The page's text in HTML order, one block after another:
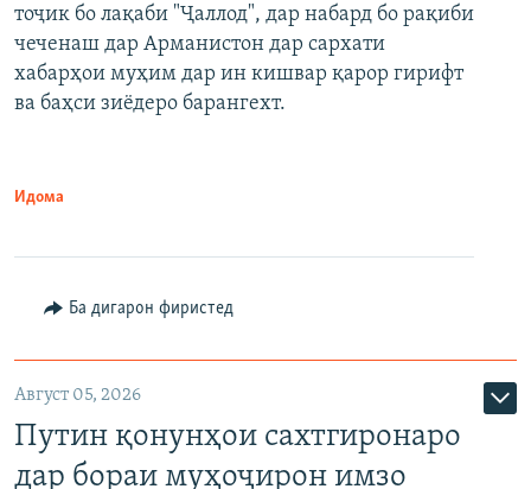
Auto 240p 360p 480p
720p 1080p
480p
тоҷик бо лақаби "Ҷаллод", дар набард бо рақиби
чеченаш дар Арманистон дар сархати
хабарҳои муҳим дар ин кишвар қарор гирифт
ва баҳси зиёдеро барангехт.
Идома
Ба дигарон фиристед
Август 05, 2026
Путин қонунҳои сахтгиронаро
дар бораи муҳоҷирон имзо